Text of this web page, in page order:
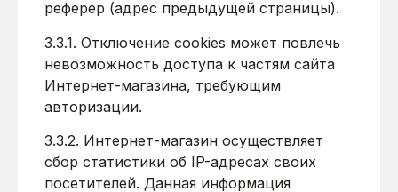
реферер (адрес предыдущей страницы).
3.3.1. Отключение cookies может повлечь
невозможность доступа к частям сайта
Интернет-магазина, требующим
авторизации.
3.3.2. Интернет-магазин осуществляет
сбор статистики об IP-адресах своих
посетителей. Данная информация